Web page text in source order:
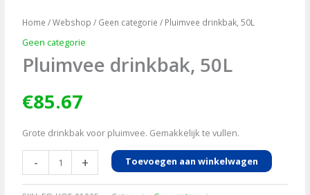
Home /Webshop / Geen categorie / Pluimvee drinkbak, 50L
Geen categorie
Pluimvee drinkbak, 50L
€85.67
Grote drinkbak voor pluimvee. Gemakkelijk te vullen.
-
drinkbak,
+ Toevoegen aan winkelwagen